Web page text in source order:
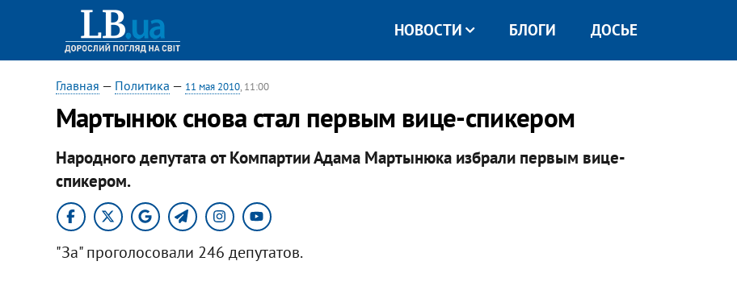
НОВОСТИ БЛОГИ ДОСЬЕ
Главная — Политика — 11 мая 2010, 11:00
Мартынюк снова стал первым вице-спикером
Народного депутата от Компартии Адама Мартынюка избрали первым вице-
спикером.
"За" проголосовали 246 депутатов.